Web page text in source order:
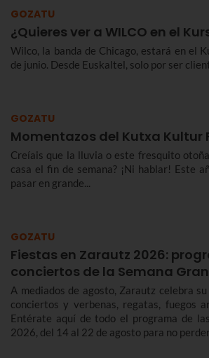
GOZATU
¿Quieres ver a WILCO en el
Wilco, la banda de Chicago, estará en el
de junio. Desde Euskaltel, solo por ser
GOZATU
Momentazos del Kutxa Kultur
Creíais que la lluvia o este fresquito
casa el fin de semana? ¡Ni hablar! Este
pasar en grande...
GOZATU
Fiestas en Zarautz 2026:
conciertos de la Semana
A mediados de agosto, Zarautz celebra
conciertos y verbenas, regatas, fuegos
Entérate aquí de todo el programa de
2026, del 14 al 22 de agosto para no